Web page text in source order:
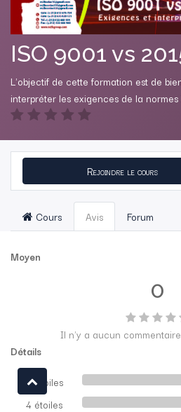
ISO 9001 vs
L'objectif de cette formation est de
interpréter les exigences de la
Rejoindre le cours
Cours Avis Forum
Moyen
0
Il n'y a aucun
Détails
5 étoiles
4 étoiles